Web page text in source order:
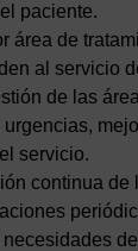
paciente.
área de
al servicio
de las
servicio.
continua de